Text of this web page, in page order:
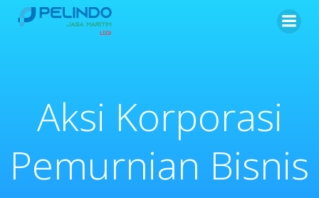
Aksi Korporasi
Pemurnian Bisnis